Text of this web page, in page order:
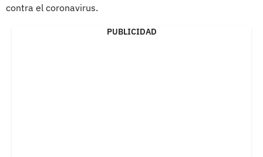
contra el coronavirus.
PUBLICIDAD